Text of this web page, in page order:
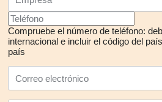
Compruebe el número de teléfono:
internacional e incluir el código del
país